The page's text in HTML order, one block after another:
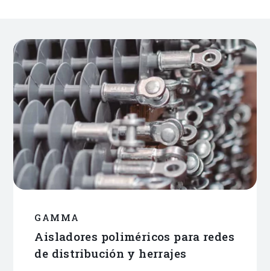
GAMMA
Aisladores poliméricos para redes
de distribución y herrajes